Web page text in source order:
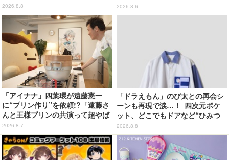
く」から登場！ ちんまい二人が
並んだ姿にキュン☆
2026.8.8
ッ！”や感動のクライマックスを
デザイン
2026.8.6
「アイナナ」四葉環が遠藤憲一
に“プリン作り”を依頼!?「遠藤さ
んと王様プリンの共演って超やば
くね!?」
2026.8.7
「ドラえもん」のび太との再会シ
ーンも再現で涙…！ 四次元ポケ
ット、どこでもドアなど“ひみつ
道具”も登場 「グラニフ」コラボ
全20アイテム
2026.8.8